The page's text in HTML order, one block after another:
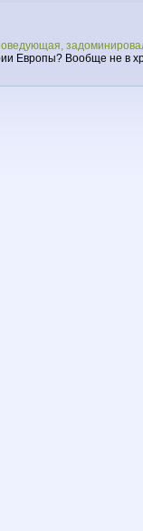
Европы? Вообще не в